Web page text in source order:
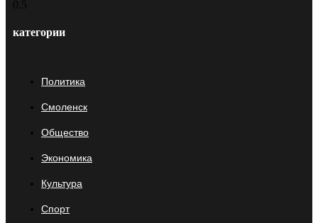
категории
Политика
Смоленск
Общество
Экономика
Культура
Спорт